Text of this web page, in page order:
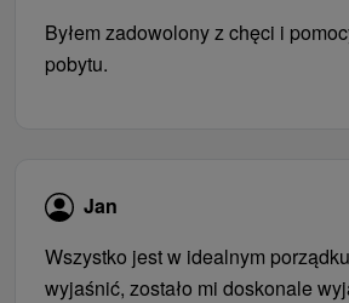
Byłem zadowolony z chęci i
pobytu.
Jan
Wszystko jest w idealnym
wyjaśnić, zostało mi doskonale